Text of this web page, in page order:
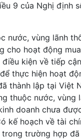
9 của Nghị định
nước, vùng lãnh
cho hoạt động
kiện về tiếp
thực hiện hoạt
thành lập tại Việt
thuộc nước,
doanh chưa
kế hoạch về tài
trường hợp